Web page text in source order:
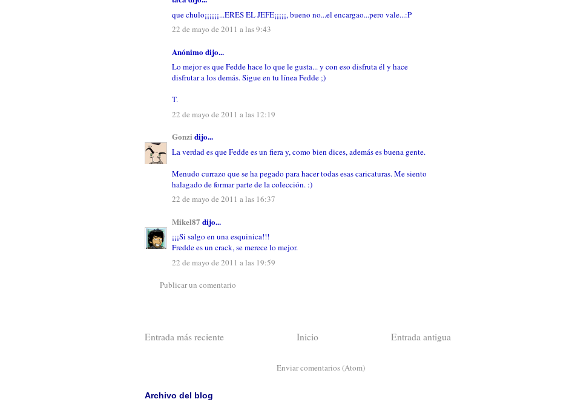
que chulo¡¡¡¡¡¡...ERES EL JEFE¡¡¡¡¡, bueno no...el encargao...pero vale...:P
22 de mayo de 2011 a las 9:43
Anónimo dijo...
Lo mejor es que Fedde hace lo que le gusta... y con eso disfruta él y hace
disfrutar a los demás. Sigue en tu línea Fedde ;)
T.
22 de mayo de 2011 a las 12:19
Gonzi dijo...
La verdad es que Fedde es un fiera y, como bien dices, además es buena gente.
Menudo currazo que se ha pegado para hacer todas esas caricaturas. Me siento
halagado de formar parte de la colección. :)
22 de mayo de 2011 a las 16:37
Mikel87 dijo...
¡¡¡Si salgo en una esquinica!!!
Fredde es un crack, se merece lo mejor.
22 de mayo de 2011 a las 19:59
Publicar un comentario
Entrada más reciente Entrada antigua
Inicio
Enviar comentarios (Atom)
Archivo del blog